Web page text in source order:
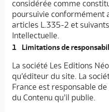
considérée comme
poursuivie conformément
articles L.335-2 et
Intellectuelle.
Limitations de
La société Les Editions
qu’éditeur du site. La
France est responsable
du Contenu qu’il publie.